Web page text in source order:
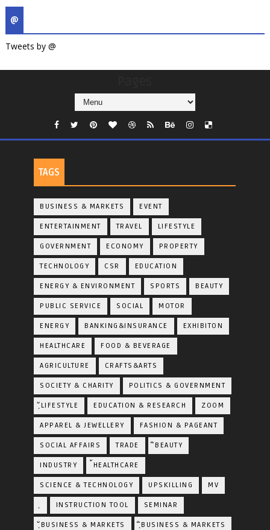
@
Tweets by @
TAGS
BUSINESS & MARKETS EVENT
ENTERTAINMENT TRAVEL LIFESTYLE
GOVERNMENT ECONOMY PROPERTY
TECHNOLOGY CSR EDUCATION
ENERGY & ENVIRONMENT SPORTS BEAUTY
PUBLIC SERVICE SOCIAL MOTOR
ENERGY BANKING&INSURANCE EXHIBITON
HEALTHCARE FOOD & BEVERAGE
AGRICULTURE CRAFTS&ARTS
SOCIETY & CHARITY POLITICS & GOVERNMENT
ฺัLIFESTYLE EDUCATION & RESEARCH ZOOM
APPAREL & JEWELLERY FASHION & PAGEANT
SOCIAL AFFAIRS TRADE ิBEAUTY
INDUSTRY ้HEALTHCARE
SCIENCE & TECHNOLOGY UPSKILLING MV
INSTRUCTION TOOL SEMINAR
ฺัBUSINESS & MARKETS ฺิBUSINESS & MARKETS